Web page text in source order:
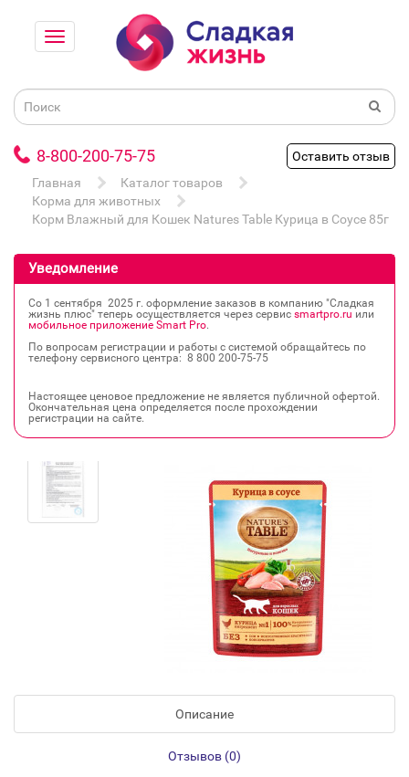
8-800-200-75-75
Оставить отзыв
Главная
Каталог товаров
Корма для животных
Корм Влажный для Кошек Natures Table Курица в Соусе 85г
Уведомление
Со 1 сентября 2025 г. оформление заказов в компанию "Сладкая
жизнь плюс" теперь осуществляется через сервис smartpro.ru или
мобильное приложение Smart Pro.
По вопросам регистрации и работы с системой обращайтесь по
телефону сервисного центра: 8 800 200‐75‐75
Настоящее ценовое предложение не является публичной офертой.
Окончательная цена определяется после прохождении
регистрации на сайте.
Описание
Отзывов (0)